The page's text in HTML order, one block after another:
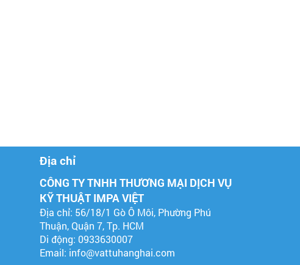
Địa chỉ
CÔNG TY TNHH THƯƠNG MẠI DỊCH VỤ
KỸ THUẬT IMPA VIỆT
Địa chỉ: 56/18/1 Gò Ô Môi, Phường Phú
Thuận, Quận 7, Tp. HCM
Di động: 0933630007
Email: info@vattuhanghai.com